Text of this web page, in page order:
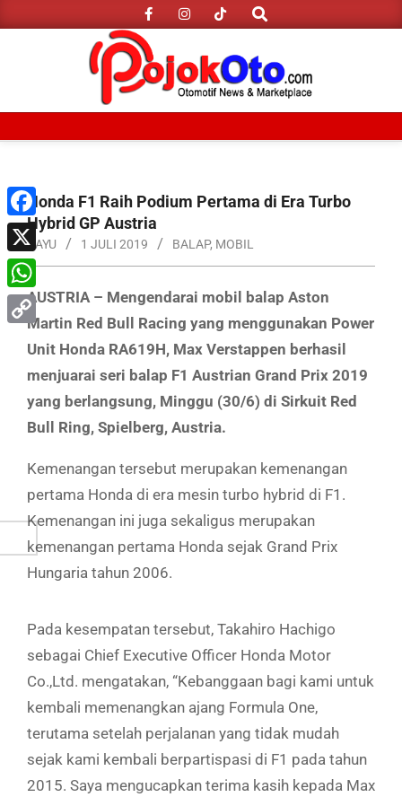
to
Search
MenuHonda F1 Raih Podium Pertama di Era Turbo
Hybrid GP Austria
BAYU 1 JULI 2019 BALAP, MOBIL
AUSTRIA – Mengendarai mobil balap Aston
Martin Red Bull Racing yang menggunakan Power
Unit Honda RA619H, Max Verstappen berhasil
menjuarai seri balap F1 Austrian Grand Prix 2019
yang berlangsung, Minggu (30/6) di Sirkuit Red
Bull Ring, Spielberg, Austria.
Kemenangan tersebut merupakan kemenangan
pertama Honda di era mesin turbo hybrid di F1.
Kemenangan ini juga sekaligus merupakan
kemenangan pertama Honda sejak Grand Prix
Hungaria tahun 2006.
Pada kesempatan tersebut, Takahiro Hachigo
sebagai Chief Executive Officer Honda Motor
Co.,Ltd. mengatakan, “Kebanggaan bagi kami untuk
kembali memenangkan ajang Formula One,
terutama setelah perjalanan yang tidak mudah
sejak kami kembali berpartispasi di F1 pada tahun
2015. Saya mengucapkan terima kasih kepada Max
Facebook
X
WhatsApp